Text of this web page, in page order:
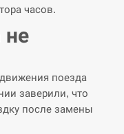
для
військових для
часов.
не
поезда
заверили, что
после замены